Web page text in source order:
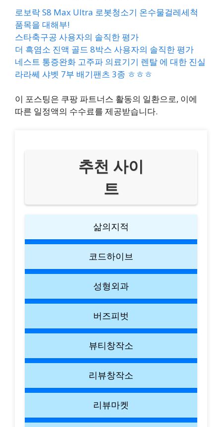
로보락 S8 Max Ultra 로봇청소기 온수물걸레세척
품목을 대해부!
스타축구공 사용자의 솔직한 평가
더 흑염소 진액 골드 8박스 사용자의 솔직한 평가
네스트 통증완화 고주파 의료기기 렌탈 에 대한 진실
라라쎄 샤벳 7부 배기팬츠 3종 ㅎㅎㅎ
이 포스팅은 쿠팡 파트너스 활동의 일환으로, 이에
따른 일정액의 수수료를 제공받습니다.
추천 사이
트
삶의지적
코드하이브
성형외과
버즈피벗
뷰티창작소
리뷰창작소
리뷰마켓